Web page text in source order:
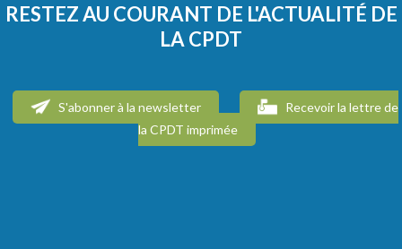
RESTEZ AU COURANT DE L'ACTUALITÉ DE
LA CPDT
S'abonner à la newsletter
Recevoir la lettre de
la CPDT imprimée